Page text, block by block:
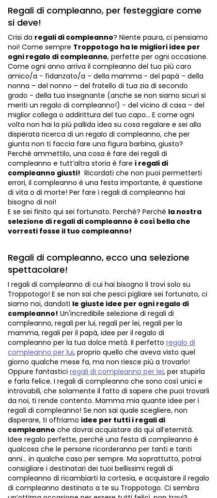
Regali di compleanno, per festeggiare come
si deve!
Crisi da regali di compleanno? Niente paura, ci pensiamo
noi! Come sempre Troppotogo ha le migliori idee per
ogni regalo di compleanno, perfette per ogni occasione.
Come ogni anno arriva il compleanno del tuo più caro
amico/a - fidanzato/a – della mamma - del papà – della
nonna – del nonno – del fratello di tua zia di secondo
grado - della tua insegnante (anche se non siamo sicuri si
meriti un regalo di compleanno!) - del vicino di casa – del
miglior collega o addirittura del tuo capo... E come ogni
volta non hai la più pallida idea su cosa regalare e sei alla
disperata ricerca di un regalo di compleanno, che per
giunta non ti faccia fare una figura barbina, giusto?
Perché ammettilo, una cosa è fare dei regali di
compleanno e tutt’altra storia è fare i regali di
compleanno giusti! Ricordati che non puoi permetterti
errori, il compleanno è una festa importante, è questione
di vita o di morte! Per fare i regali di compleanno hai
bisogno di noi!
E se sei finito qui sei fortunato. Perché? Perché la nostra
selezione di regali di compleanno è così bella che
vorresti fosse il tuo compleanno!
Regali di compleanno, ecco una selezione
spettacolare!
I regali di compleanno di cui hai bisogno li trovi solo su
Troppotogo! E se non sai che pesci pigliare sei fortunato, ci
siamo noi, dandoti le giuste idee per ogni regalo di
compleanno! Un'incredibile selezione di regali di
compleanno, regali per lui, regali per lei, regali per la
mamma, regali per il papà, idee per il regalo di
compleanno per la tua dolce metà. Il perfetto regalo di
compleanno per lui, proprio quello che aveva visto quel
giorno qualche mese fa, ma non riesce più a trovarlo!
Oppure fantastici regali di compleanno per lei, per stupirla
e farla felice. I regali di compleanno che sono così unici e
introvabili, che solamente il fatto di sapere che puoi trovarli
da noi, ti rende contento. Mamma mia quante idee per i
regali di compleanno! Se non sai quale scegliere, non
disperare, ti offriamo idee per tutti i regali di
compleanno che dovrai acquistare da qui all’eternità.
Idee regalo perfette, perché una festa di compleanno è
qualcosa che le persone ricorderanno per tanti e tanti
anni... in qualche caso per sempre. Ma soprattutto, potrai
consigliare i destinatari dei tuoi bellissimi regali di
compleanno di ricambiarti la cortesia, e acquistare il regalo
di compleanno destinato a te su Troppotogo. Ci sembra